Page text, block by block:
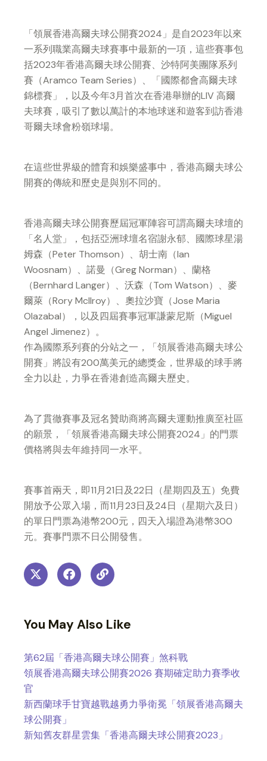
「領展香港高爾夫球公開賽2024」是自2023年以來
一系列職業高爾夫球賽事中最新的一項，這些賽事包
括2023年香港高爾夫球公開賽、沙特阿美團隊系列
賽（Aramco Team Series）、「國際都會高爾夫球
錦標賽」，以及今年3月首次在香港舉辦的LIV 高爾
夫球賽，吸引了數以萬計的本地球迷和遊客到訪香港
哥爾夫球會粉嶺球場。
在這些世界級的體育和娛樂盛事中，香港高爾夫球公
開賽的傳統和歷史是與別不同的。
香港高爾夫球公開賽歷屆冠軍陣容可謂高爾夫球壇的
「名人堂」，包括亞洲球壇名宿謝永郁、國際球星湯
姆森（Peter Thomson）、胡士南（Ian
Woosnam）、諾曼（Greg Norman）、蘭格
（Bernhard Langer）、沃森（Tom Watson）、麥
爾萊（Rory McIlroy）、奧拉沙寶（Jose Maria
Olazabal），以及四屆賽事冠軍謙蒙尼斯（Miguel
Angel Jimenez）。
作為國際系列賽的分站之一，「領展香港高爾夫球公
開賽」將設有200萬美元的總獎金，世界級的球手將
全力以赴，力爭在香港創造高爾夫歷史。
為了貫徹賽事及冠名贊助商將高爾夫運動推廣至社區
的願景，「領展香港高爾夫球公開賽2024」的門票
價格將與去年維持同一水平。
賽事首兩天，即11月21日及22日（星期四及五）免費
開放予公眾入場，而11月23日及24日（星期六及日）
的單日門票為港幣200元，四天入場證為港幣300
元。賽事門票不日公開發售。
You May Also Like
第62屆「香港高爾夫球公開賽」煞科戰
領展香港高爾夫球公開賽2026 賽期確定助力賽季收
官
新西蘭球手甘寶越戰越勇力爭衛冕「領展香港高爾夫
球公開賽」
新知舊友群星雲集「香港高爾夫球公開賽2023」